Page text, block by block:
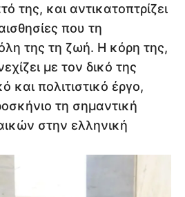
της, και αντικατοπτρίζει
που τη
της τη ζωή. Η κόρη της,
με τον δικό της
και πολιτιστικό έργο,
τη σημαντική
στην ελληνική